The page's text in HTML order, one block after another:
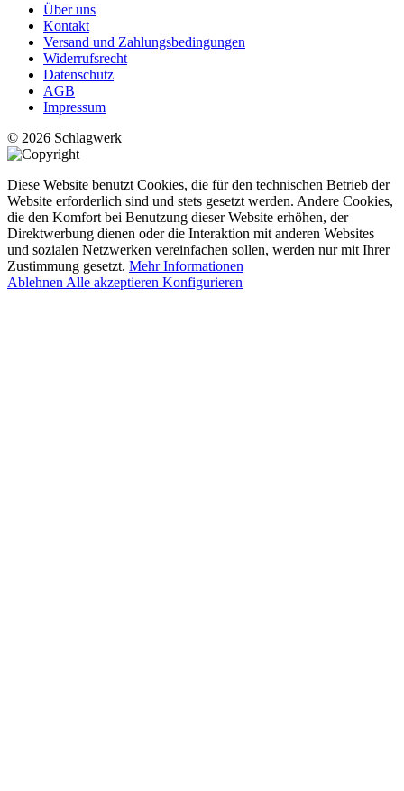
Über uns
Kontakt
Versand und Zahlungsbedingungen
Widerrufsrecht
Datenschutz
AGB
Impressum
© 2026 Schlagwerk
Diese Website benutzt Cookies, die für den technischen Betrieb der
Website erforderlich sind und stets gesetzt werden. Andere Cookies,
die den Komfort bei Benutzung dieser Website erhöhen, der
Direktwerbung dienen oder die Interaktion mit anderen Websites
und sozialen Netzwerken vereinfachen sollen, werden nur mit Ihrer
Zustimmung gesetzt. Mehr Informationen
Ablehnen Alle akzeptieren Konfigurieren